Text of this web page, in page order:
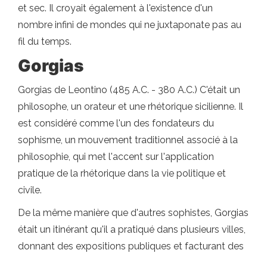
et sec. Il croyait également à l'existence d'un
nombre infini de mondes qui ne juxtaponate pas au
fil du temps.
Gorgias
Gorgias de Leontino (485 A.C. - 380 A.C.) C'était un
philosophe, un orateur et une rhétorique sicilienne. Il
est considéré comme l'un des fondateurs du
sophisme, un mouvement traditionnel associé à la
philosophie, qui met l'accent sur l'application
pratique de la rhétorique dans la vie politique et
civile.
De la même manière que d'autres sophistes, Gorgias
était un itinérant qu'il a pratiqué dans plusieurs villes,
donnant des expositions publiques et facturant des